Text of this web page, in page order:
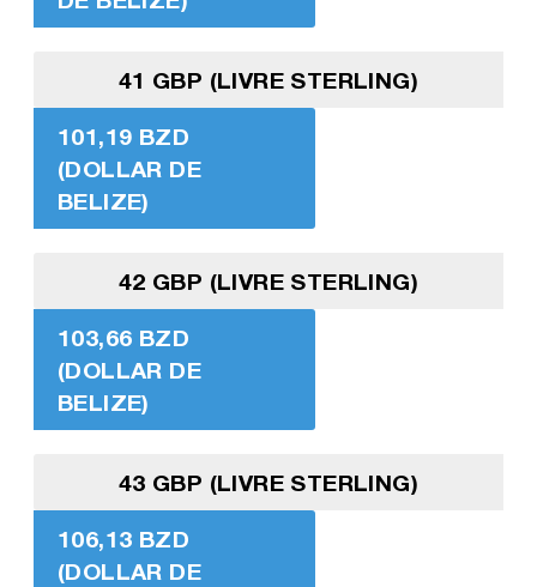
41 GBP (LIVRE STERLING)
101,19 BZD
(DOLLAR DE
BELIZE)
42 GBP (LIVRE STERLING)
103,66 BZD
(DOLLAR DE
BELIZE)
43 GBP (LIVRE STERLING)
106,13 BZD
(DOLLAR DE